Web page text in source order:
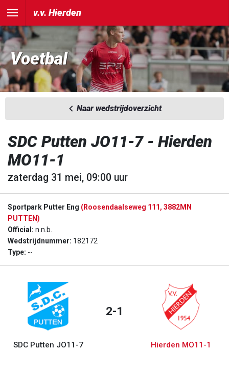
v.v. Hierden
Voetbal
Naar wedstrijdoverzicht
SDC Putten JO11-7 - Hierden
MO11-1
zaterdag 31 mei, 09:00 uur
Sportpark Putter Eng (Roosendaalseweg 111, 3882MN
PUTTEN)
Official: n.n.b.
Wedstrijdnummer: 182172
Type: --
SDC Putten JO11-7
2-1
Hierden MO11-1